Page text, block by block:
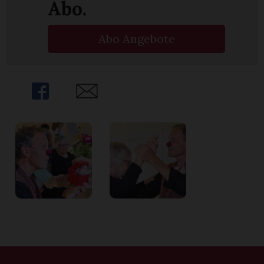
Abo.
Abo Angebote
Share Share